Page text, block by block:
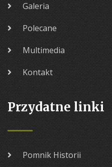
Galeria
Polecane
Multimedia
Kontakt
Przydatne linki
Pomnik Historii